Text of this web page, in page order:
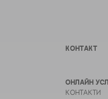
КОНТАКТ
ОНЛАЙН
КОНТАКТИ